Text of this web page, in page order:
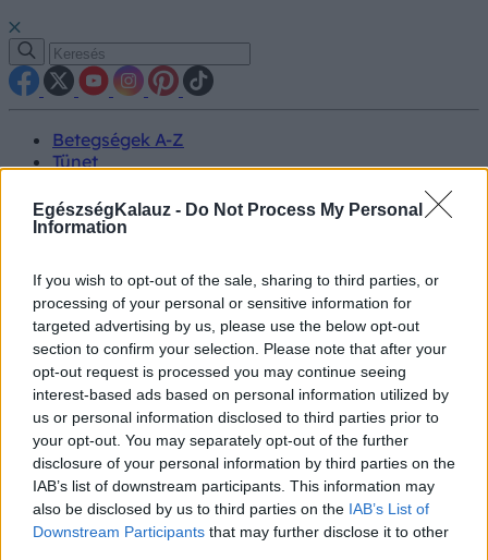
EgészségKalauz - Do Not Process My Personal
Information
If you wish to opt-out of the sale, sharing to third parties, or
processing of your personal or sensitive information for
targeted advertising by us, please use the below opt-out
section to confirm your selection. Please note that after your
opt-out request is processed you may continue seeing
interest-based ads based on personal information utilized by
us or personal information disclosed to third parties prior to
your opt-out. You may separately opt-out of the further
disclosure of your personal information by third parties on the
IAB’s list of downstream participants. This information may
also be disclosed by us to third parties on the IAB’s List of
Downstream Participants that may further disclose it to other
Betegségek A-Z
Tünet
Kezelés
Életmódváltás
Prevenció
Hírek
Videók
Kisállatok egészsége
#allergia #influenza
#cukorbetegség
#orvosmeteorológia#vérnyomás#stroke#rákbetegség
#pajzsmirigy#reflux#ekcéma#herpesz
Regisztráció